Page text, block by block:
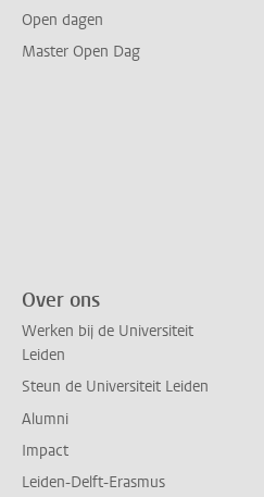
Open dagen
Master Open Dag
Over ons
Werken bij de Universiteit
Leiden
Steun de Universiteit Leiden
Alumni
Impact
Leiden-Delft-Erasmus